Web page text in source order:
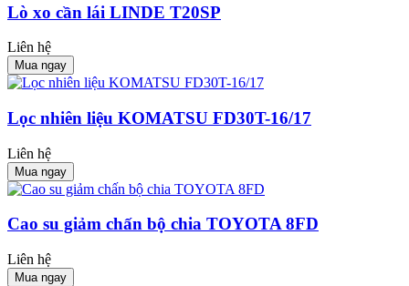
Lò xo cần lái LINDE T20SP
Liên hệ
Mua ngay
Lọc nhiên liệu KOMATSU FD30T-16/17
Liên hệ
Mua ngay
Cao su giảm chấn bộ chia TOYOTA 8FD
Liên hệ
Mua ngay